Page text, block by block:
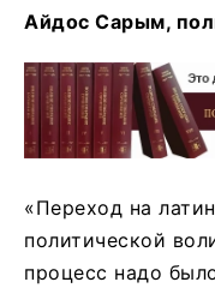
Айдос Сарым,
«Переход на
политической
процесс надо